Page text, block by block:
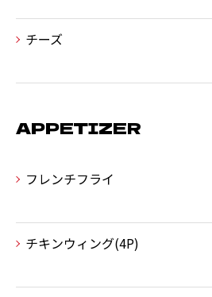
チーズ
APPETIZER
フレンチフライ
チキンウィング(4P)